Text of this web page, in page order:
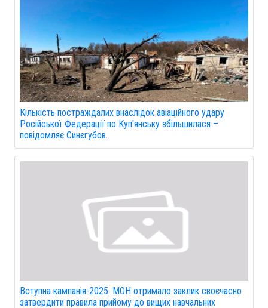
Кількість постраждалих внаслідок авіаційного удару
Російської Федерації по Куп'янську збільшилася –
повідомляє Синєгубов.
Вступна кампанія-2025: МОН отримало заклик своєчасно
затвердити правила прийому до вищих навчальних